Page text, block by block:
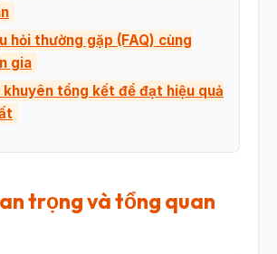
hỏi thường gặp (FAQ) cùng
gia
khuyên tổng kết để đạt hiệu quả
trọng và tổng quan